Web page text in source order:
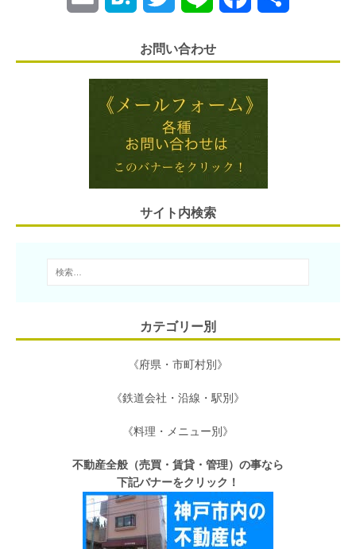
a t
a
i
t
e
r
n c
o
お問い合わせ
サイト内検索
カテゴリー別
《府県・市町村別》
《鉄道会社・沿線・駅別》
《料理・メニュー別》
不動産全般（売買・賃貸・管理）の事なら
下記バナーをクリック！